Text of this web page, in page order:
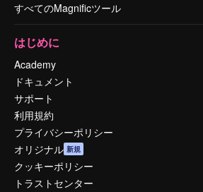
すべてのMagnificツール
はじめに
Academy
ドキュメント
サポート
利用規約
プライバシーポリシー
オリジナル 新規
クッキーポリシー
トラストセンター